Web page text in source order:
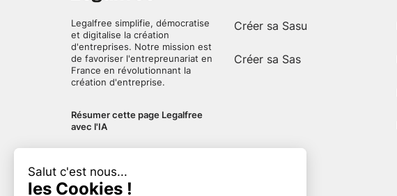
Legalfree simplifie, démocratise
et digitalise la création
d'entreprises. Notre mission est
de favoriser l'entrepreunariat en
France en révolutionnant la
création d'entreprise.
Résumer cette page Legalfree
avec l'IA
Créer sa Sasu
Créer sa Sas